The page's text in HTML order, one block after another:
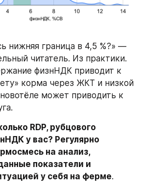
нижняя граница в 4,5 %?» —
читатель. Из практики.
физнНДК приводит к
корма через ЖКТ и низкой
может приводить к
RDP, рубцового
у вас? Регулярно
на анализ,
показатели и
у себя на ферме.